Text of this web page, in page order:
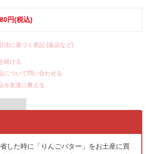
円(税込)
法に基づく表記 (返品など)
続ける
について問い合わせる
を友達に教える
した時に「りんごバター」をお土産に買